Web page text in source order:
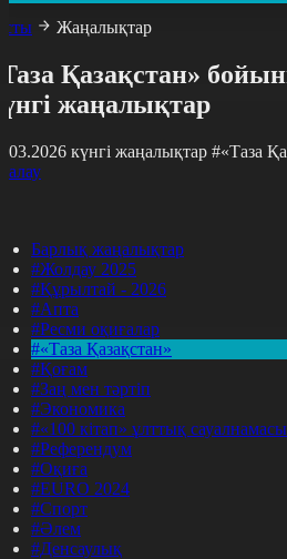
Жаңалықтар
Қазақстан»
жаңалықтар
күнгі жаңалықтар #«Таза
Барлық жаңалықтар
#Жолдау 2025
#Құрылтай - 2026
#Апта
#Ресми оқиғалар
#«Таза Қазақстан»
#Қоғам
#Заң мен тәртіп
#Экономика
#«100 кітап» ұлттық сауалнамасы
#Референдум
#Оқиға
#EURO 2024
#Спорт
#Әлем
#Денсаулық